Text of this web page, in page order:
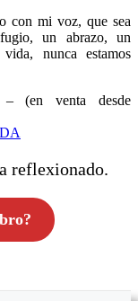
con mi voz, que sea
un abrazo, un
nunca estamos
(en venta desde
reflexionado.